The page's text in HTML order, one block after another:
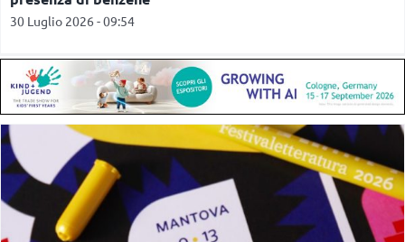
30 Luglio 2026 - 09:54